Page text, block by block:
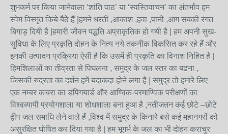
शुभकर्म पर किया जानेवाला ‘शांति पाठ’ या ‘स्वस्तिवाचन’ का अंतर्भाव हम
स्वेम विस्मृत किये बैठे हैं |हमने धरती ,आकाश ,हवा ,पानी ,आग सबकी रंगत
बिगाड़ दियी है |हमारी जीवन पद्धति अप्राकृतिक हो गयी है | हम अपनी सुख-
सुविधा के लिए प्रकृति दोहन के नित्य नये तकनीक विकसित कर रहे हैं और
इनकी उत्पादन प्रक्रिया ऐसी है कि उसमें ही प्रकृति का विनाश निहित है |
हिमशिलाओं का तीव्रता से पिघलना , समुद्र के जल स्तर का बढना ,
जिसकी रुद्रता का दर्शन हमें यदाकदा होने लगा है | समुद्र तो हमारे लिए
एक नम्बर कचरा का डंपिंगयार्ड और आण्विक-परमाण्विक परीक्षणों का
विश्वव्यापी प्रयोगशाला या शोधशाला बना हुआ है ,नतीजतन कई छोटे –छोटे
द्वीप जल समाधि लेने वाले हैं ,विश्व में समुद्र के किनारे बसे कई महानगरों को
असुरक्षित घोषित कर दिया गया है | हम भूगर्भ के जल का भी दोहन कराचुर